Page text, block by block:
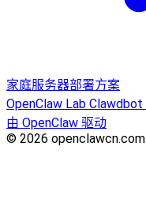
家庭服务器部署方案
OpenClaw Lab Clawdbot
由 OpenClaw 驱动
© 2026 openclawcn.com